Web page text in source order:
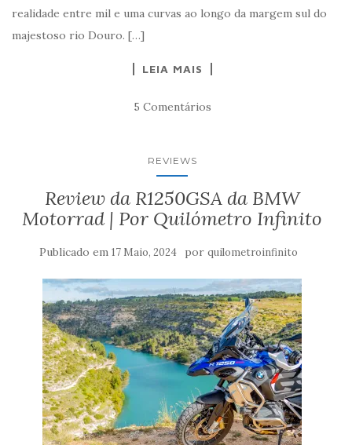
realidade entre mil e uma curvas ao longo da margem sul do
majestoso rio Douro. […]
LEIA MAIS
5 Comentários
REVIEWS
Review da R1250GSA da BMW
Motorrad | Por Quilómetro Infinito
Publicado em 17 Maio, 2024 por quilometroinfinito